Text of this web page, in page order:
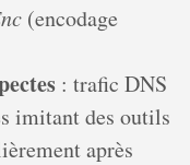
(encodage
: trafic DNS
imitant des outils
après